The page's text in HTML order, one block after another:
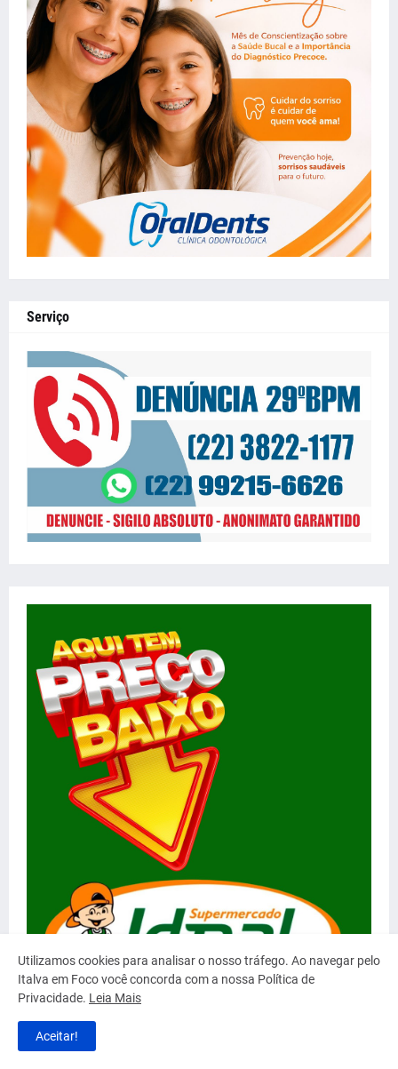
Serviço
Utilizamos cookies para analisar o nosso tráfego. Ao navegar pelo
Italva em Foco você concorda com a nossa Política de
Privacidade. Leia Mais
Aceitar!